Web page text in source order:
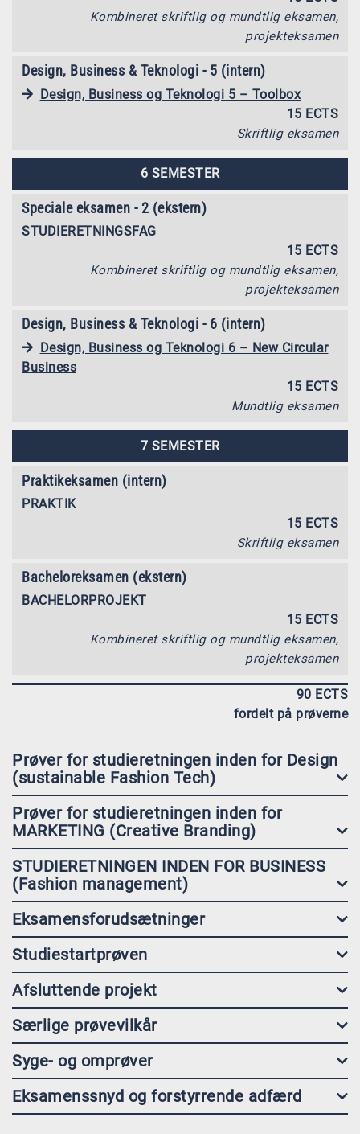
Kombineret skriftlig og mundtlig eksamen,
projekteksamen
Design, Business & Teknologi - 5 (intern)
Design, Business og Teknologi 5 – Toolbox
15 ECTS
Skriftlig eksamen
6 SEMESTER
Speciale eksamen - 2 (ekstern)
STUDIERETNINGSFAG
15 ECTS
Kombineret skriftlig og mundtlig eksamen,
projekteksamen
Design, Business & Teknologi - 6 (intern)
Design, Business og Teknologi 6 – New Circular
Business
15 ECTS
Mundtlig eksamen
7 SEMESTER
Praktikeksamen (intern)
PRAKTIK
15 ECTS
Skriftlig eksamen
Bacheloreksamen (ekstern)
BACHELORPROJEKT
15 ECTS
Kombineret skriftlig og mundtlig eksamen,
projekteksamen
90 ECTS
fordelt på prøverne
Prøver for studieretningen inden for Design
(sustainable Fashion Tech)
Prøver for studieretningen inden for
MARKETING (Creative Branding)
STUDIERETNINGEN INDEN FOR BUSINESS
(Fashion management)
Eksamensforudsætninger
Studiestartprøven
Afsluttende projekt
Særlige prøvevilkår
Syge- og omprøver
Eksamenssnyd og forstyrrende adfærd